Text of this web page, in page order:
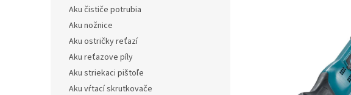
Aku čističe potrubia
Aku nožnice
Aku ostričky reťazí
Aku reťazove píly
Aku striekaci pištoľe
Aku vŕtací skrutkovače